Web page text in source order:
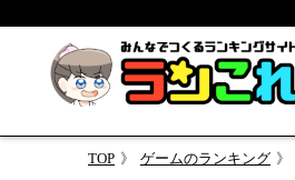
TOP ゲームのランキング